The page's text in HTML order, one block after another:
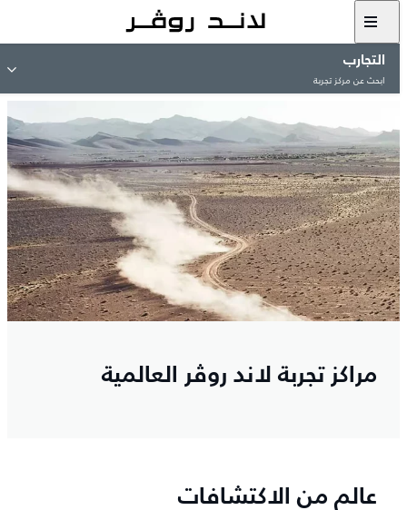
التجارب
ابحث عن مركز تجربة
مراكز تجربة لاند روڤر العالمية
عالم من الاكتشافات